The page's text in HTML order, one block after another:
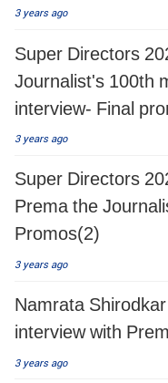
3 years ago
Super Directors
Journalist's 100th
interview- Final
3 years ago
Super Directors
Prema the
Promos(2)
3 years ago
Namrata
interview with
3 years ago